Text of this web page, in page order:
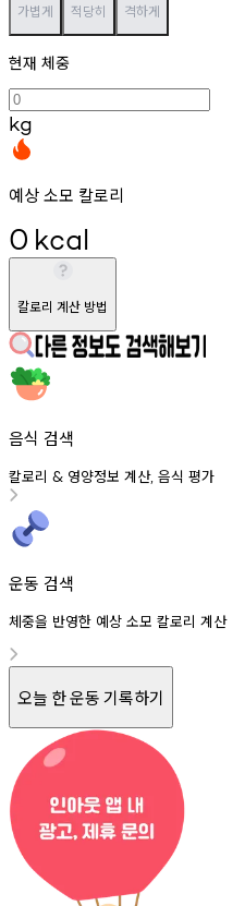
가볍게 적당히 격하게
현재 체중
kg
예상 소모 칼로리
0 kcal
칼로리 계산 방법
음식 검색
칼로리 & 영양정보 계산, 음식 평가
운동 검색
체중을 반영한 예상 소모 칼로리 계산
오늘 한 운동 기록하기